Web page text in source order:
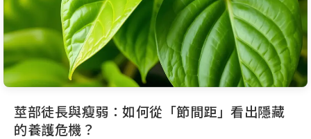
莖部徒長與瘦弱：如何從「節間距」看出隱藏
的養護危機？